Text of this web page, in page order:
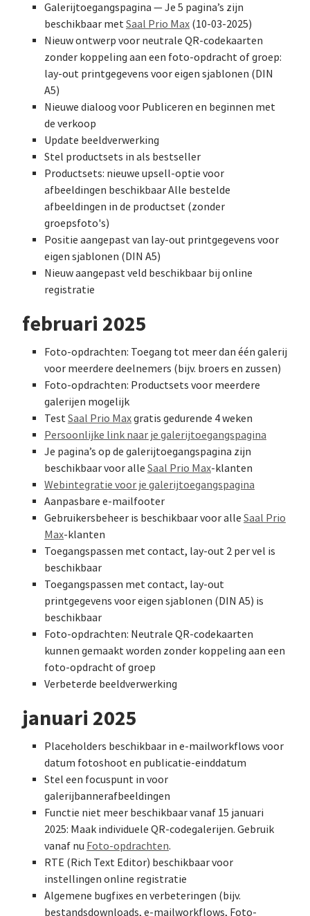
Galerijtoegangspagina — Je 5 pagina’s zijn
beschikbaar metSaal Prio Max (10-03-2025)
Nieuw ontwerp voor neutrale QR-codekaarten
zonder koppeling aan een foto-opdracht of groep:
lay-out printgegevens voor eigen sjablonen (DIN
A5)
Nieuwe dialoog voor Publiceren en beginnen met
de verkoop
Update beeldverwerking
Stel productsets in als bestseller
Productsets: nieuwe upsell-optie voor
afbeeldingen beschikbaar Alle bestelde
afbeeldingen in de productset (zonder
groepsfoto's)
Positie aangepast van lay-out printgegevens voor
eigen sjablonen (DIN A5)
Nieuw aangepast veld beschikbaar bij online
registratie
februari 2025
Foto-opdrachten: Toegang tot meer dan één galerij
voor meerdere deelnemers (bijv. broers en zussen)
Foto-opdrachten: Productsets voor meerdere
galerijen mogelijk
TestSaal Prio Maxgratis gedurende 4 weken
Persoonlijke link naar je galerijtoegangspagina
Je pagina’s op de galerijtoegangspagina zijn
beschikbaar voor alle Saal Prio Max-klanten
Webintegratie voor je galerijtoegangspagina
Aanpasbare e-mailfooter
Gebruikersbeheer is beschikbaar voor alle Saal Prio
Max-klanten
Toegangspassen met contact, lay-out 2 per vel is
beschikbaar
Toegangspassen met contact, lay-out
printgegevens voor eigen sjablonen (DIN A5) is
beschikbaar
Foto-opdrachten: Neutrale QR-codekaarten
kunnen gemaakt worden zonder koppeling aan een
foto-opdracht of groep
Verbeterde beeldverwerking
januari 2025
Placeholders beschikbaar in e-mailworkflows voor
datum fotoshoot en publicatie-einddatum
Stel een focuspunt in voor
galerijbannerafbeeldingen
Functie niet meer beschikbaar vanaf 15 januari
2025: Maak individuele QR-codegalerijen. Gebruik
vanaf nu Foto-opdrachten.
RTE (Rich Text Editor) beschikbaar voor
instellingen online registratie
Algemene bugfixes en verbeteringen (bijv.
bestandsdownloads, e-mailworkflows, Foto-